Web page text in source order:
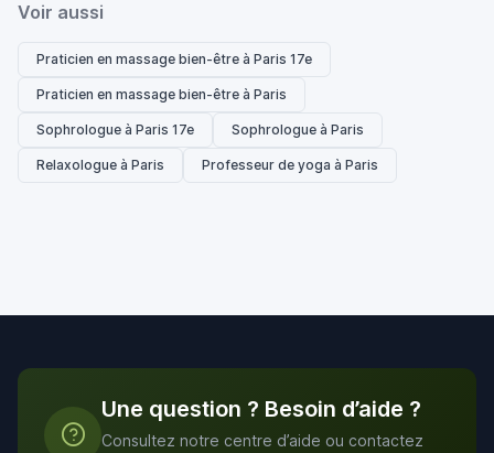
Voir aussi
Praticien en massage bien-être à Paris 17e
Praticien en massage bien-être à Paris
Sophrologue à Paris 17e Sophrologue à Paris
Relaxologue à Paris Professeur de yoga à Paris
Une question ? Besoin d’aide ?
Consultez notre centre d’aide ou contactez